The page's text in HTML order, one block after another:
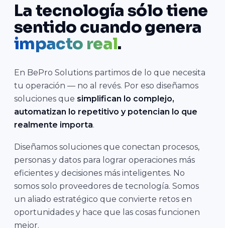
La tecnología sólo tiene
sentido cuando genera
impacto real.
En BePro Solutions partimos de lo que necesita
tu operación — no al revés. Por eso diseñamos
soluciones que simplifican lo complejo,
automatizan lo repetitivo y potencian lo que
realmente importa.
Diseñamos soluciones que conectan procesos,
personas y datos para lograr operaciones más
eficientes y decisiones más inteligentes. No
somos solo proveedores de tecnología. Somos
un aliado estratégico que convierte retos en
oportunidades y hace que las cosas funcionen
mejor.